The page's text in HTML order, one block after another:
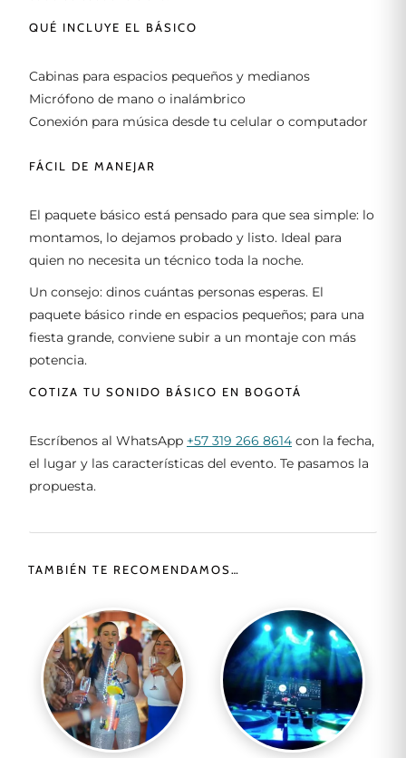
QUÉ INCLUYE EL BÁSICO
Cabinas para espacios pequeños y medianos
Micrófono de mano o inalámbrico
Conexión para música desde tu celular o computador
FÁCIL DE MANEJAR
El paquete básico está pensado para que sea simple: lo
montamos, lo dejamos probado y listo. Ideal para
quien no necesita un técnico toda la noche.
Un consejo: dinos cuántas personas esperas. El
paquete básico rinde en espacios pequeños; para una
fiesta grande, conviene subir a un montaje con más
potencia.
COTIZA TU SONIDO BÁSICO EN BOGOTÁ
Escríbenos al WhatsApp +57 319 266 8614 con la fecha,
el lugar y las características del evento. Te pasamos la
propuesta.
TAMBIÉN TE RECOMENDAMOS…